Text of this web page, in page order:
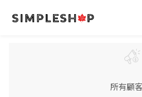
所有顧